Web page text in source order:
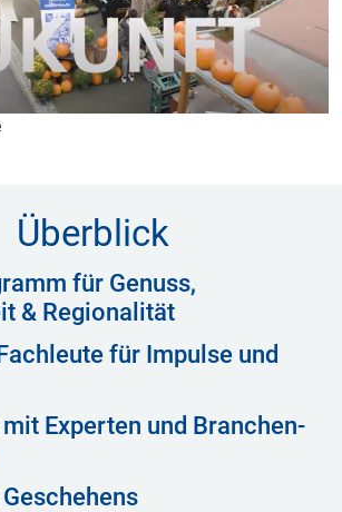
Überblick
für Genuss,
& Regionalität
für Impulse und
Experten und Branchen-